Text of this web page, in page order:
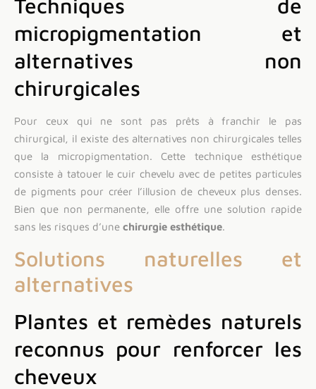
Techniques de
micropigmentation et
alternatives non
chirurgicales
Pour ceux qui ne sont pas prêts à franchir le pas
chirurgical, il existe des alternatives non chirurgicales telles
que la micropigmentation. Cette technique esthétique
consiste à tatouer le cuir chevelu avec de petites particules
de pigments pour créer l’illusion de cheveux plus denses.
Bien que non permanente, elle offre une solution rapide
sans les risques d’une chirurgie esthétique.
Solutions naturelles et
alternatives
Plantes et remèdes naturels
reconnus pour renforcer les
cheveux